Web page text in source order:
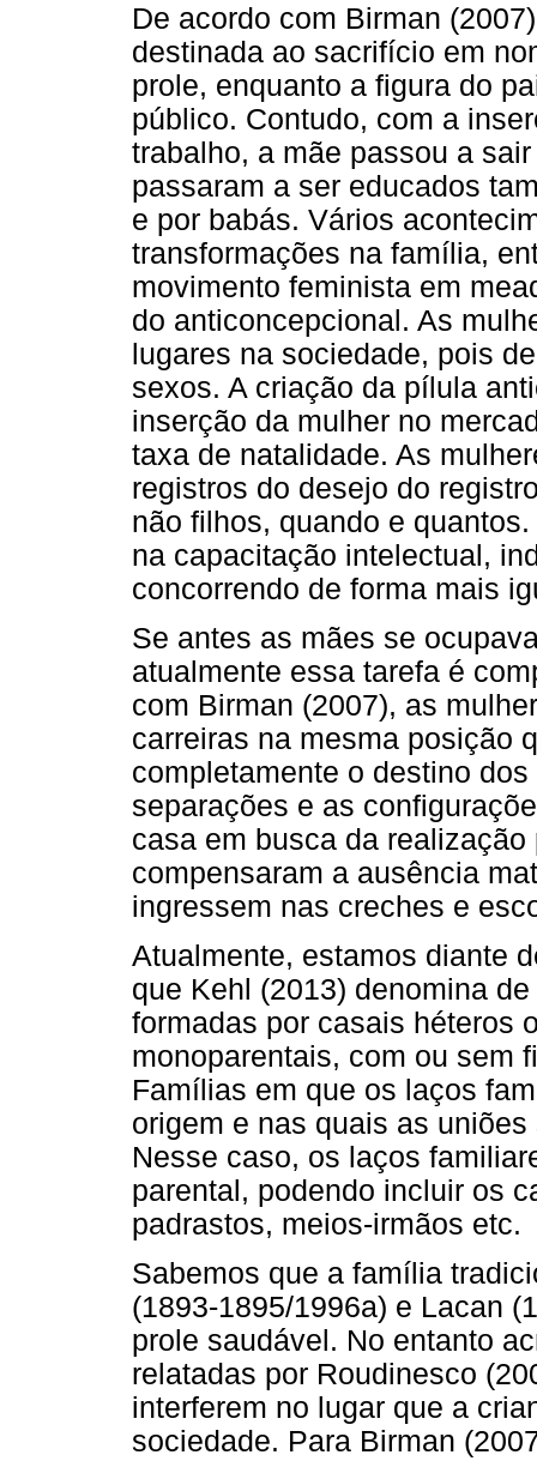
De acordo com Birman
destinada ao sacrifício em
prole, enquanto a figura do
público. Contudo, com a
trabalho, a mãe passou a
passaram a ser educados
e por babás. Vários
transformações na família,
movimento feminista em
do anticoncepcional. As
lugares na sociedade, pois
sexos. A criação da pílula
inserção da mulher no
taxa de natalidade. As
registros do desejo do
não filhos, quando e
na capacitação intelectual,
concorrendo de forma mais
Se antes as mães se
atualmente essa tarefa é
com Birman (2007), as
carreiras na mesma posição
completamente o destino
separações e as
casa em busca da
compensaram a ausência
ingressem nas creches e
Atualmente, estamos diante
que Kehl (2013) denomina
formadas por casais héteros
monoparentais, com ou sem
Famílias em que os laços
origem e nas quais as
Nesse caso, os laços
parental, podendo incluir os
padrastos, meios-irmãos etc.
Sabemos que a família
(1893-1895/1996a) e Lacan
prole saudável. No entanto
relatadas por Roudinesco
interferem no lugar que a
sociedade. Para Birman